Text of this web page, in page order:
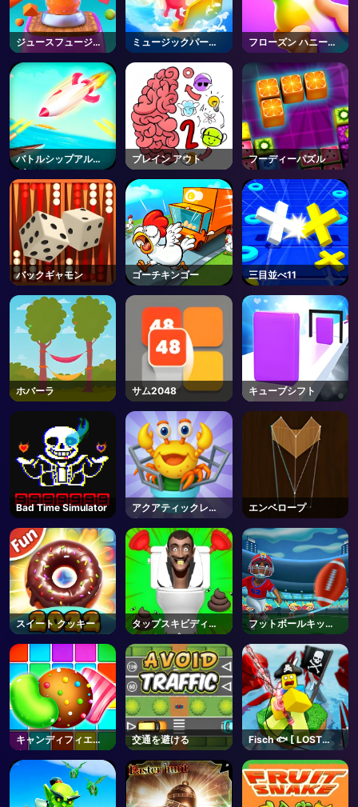
AD
ジュースフュージョ
ンフレンジ
ミュージックパーテ
ィ
フローズン ハニー
ASMR
バトルシップアルマ
ダ
ブレイン アウト フーディーパズル
バックギャモン ゴーチキンゴー 三目並べ11
ホバーラ サム2048 キューブシフト
Bad Time Simulator
アクアティックレス
キュー
エンベロープ
スイート クッキー
タップスキビディト
イレタップ
フットボールキック
オフ
キャンディフィエス
タ
交通を避ける
Fisch 🐟 [ LOST
BONES🌿] - Roblox